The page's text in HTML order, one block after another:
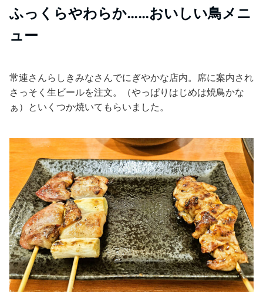
ふっくらやわらか……おいしい鳥メニ
ュー
常連さんらしきみなさんでにぎやかな店内。席に案内され
さっそく生ビールを注文。（やっぱりはじめは焼鳥かな
ぁ）といくつか焼いてもらいました。